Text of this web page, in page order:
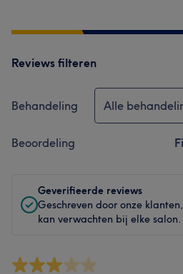
Reviews filteren
Behandeling Alle
Beoordeling
Geverifieerde reviews
Geschreven door onze
kan verwachten bij elke salon.